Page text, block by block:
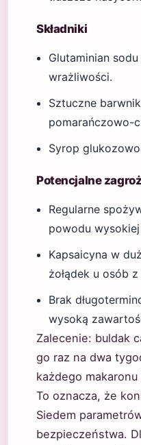
Składniki
Glutaminian
wrażliwości.
Sztuczne
pomarańczowo-
Syrop
Potencjalne
Regularne
powodu
Kapsaicyna w
żołądek u osób
Brak
wysoką
Zalecenie: buldak
go raz na dwa
każdego
To oznacza, że
Siedem
bezpieczeństwa.